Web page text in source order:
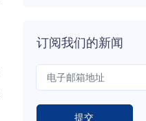
订阅我们的新闻
提交